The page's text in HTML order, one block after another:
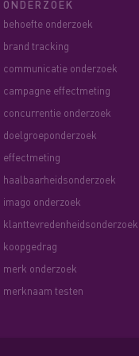
ONDERZOEK
behoefte onderzoek
brand tracking
communicatie onderzoek
campagne effectmeting
concurrentie onderzoek
doelgroeponderzoek
effectmeting
haalbaarheidsonderzoek
imago onderzoek
klanttevredenheidsonderzoek
koopgedrag
merk onderzoek
merknaam testen